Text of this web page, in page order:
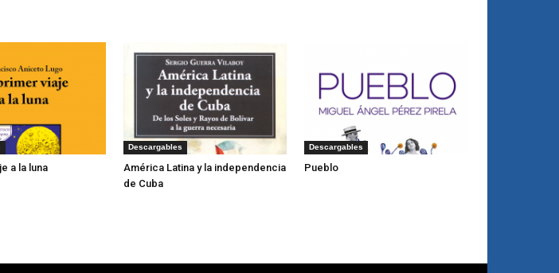
a la luna
Descargables
América Latina y la independencia
de Cuba
Descargables
Pueblo